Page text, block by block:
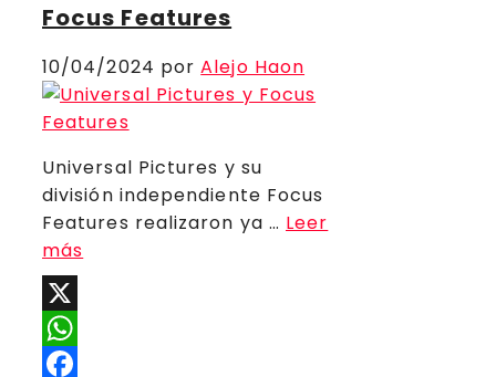
Focus Features
10/04/2024 porAlejo Haon
Universal Pictures y su
división independiente Focus
Features realizaron ya … Leer
más
X
WhatsApp